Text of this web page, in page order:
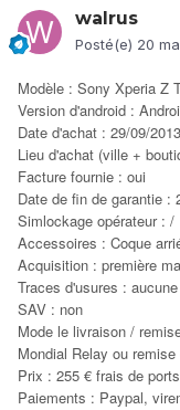
walrus
Posté(e) 20
Modèle : Sony Xperia Z
Version d'android :
Date d'achat : 29/09/2013
Lieu d'achat (ville +
Facture fournie : oui
Date de fin de garantie :
Simlockage opérateur : /
Accessoires : Coque
Acquisition : première
Traces d'usures : aucune
SAV : non
Mode le livraison /
Mondial Relay ou
Prix : 255 € frais de
Paiements : Paypal,